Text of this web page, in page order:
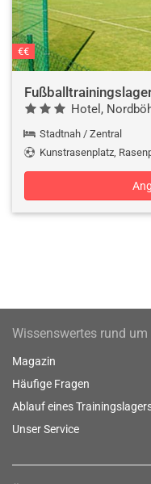
€€
Hotel,
Stadtnah / Zentral
Kunstrasenplatz,
Wissenswertes rund um
Magazin
Häufige Fragen
Ablauf eines
Unser Service